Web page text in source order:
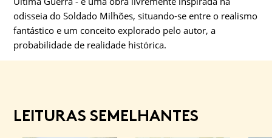
odisseia do Soldado Milhões, situando-se entre o realismo
fantástico e um conceito explorado pelo autor, a
probabilidade de realidade histórica.
LEITURAS SEMELHANTES